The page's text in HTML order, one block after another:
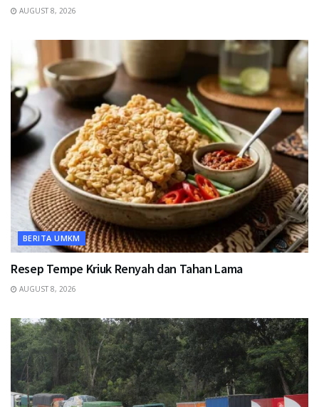
AUGUST 8, 2026
BERITA UMKM
Resep Tempe Kriuk Renyah dan Tahan Lama
AUGUST 8, 2026